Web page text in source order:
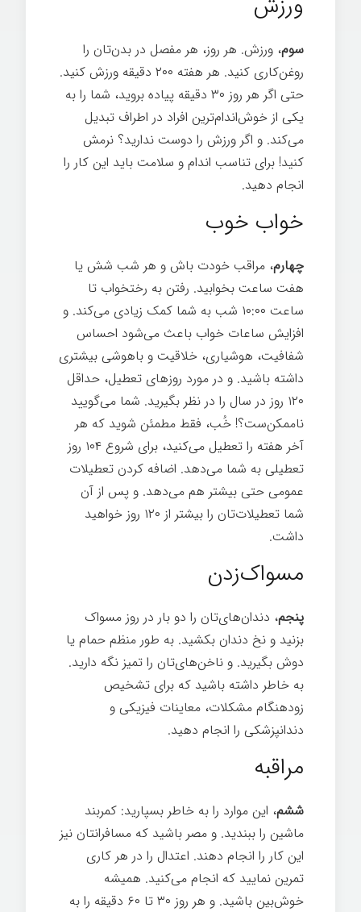
سوم، ورزش. هر روز، هر مفصل در بدن‌تان را
روغن‌کاری کنيد. هر هفته ۲۰۰ دقیقه ورزش کنيد.
حتی اگر هر روز ۳۰ دقیقه پیاده بروید، شما را به
یکی از خوش‌اندام‌ترین افراد در اطراف تبدیل
می‌کند. و اگر ورزش را دوست ندارید؟ نرمش
کنيد! برای تناسب اندام و سلامت باید این کار را
انجام دهید.
خواب خوب
چهارم، مراقب خودت باش و هر شب شش یا
هفت ساعت بخوابید. رفتن به رختخواب تا
ساعت ۱۰:۰۰ شب به شما کمک زیادی می‌کند. و
افزایش ساعات خواب باعث می‌شود احساس
شفافیت، هوشیاری، خلاقیت و باهوشی بیشتری
داشته باشید. و در مورد روزهای تعطیل، حداقل
۱۲۰ روز در سال را در نظر بگیرید. شما می‌گویید
ناممکن‌ست؟! خُب، فقط مطمئن شوید که هر
آخر هفته را تعطیل می‌کنید، برای شروع ۱۰۴ روز
تعطیلی به شما می‌دهد. اضافه کردن تعطیلات
عمومی حتی بیشتر هم می‌دهد. و پس از آن
شما تعطیلات‌تان را بیشتر از ۱۲۰ روز خواهید
داشت.
مسواک‌زدن
پنجم، دندان‌های‌تان را دو بار در روز مسواک
بزنید و نخ دندان بکشید. به طور منظم حمام یا
دوش بگیرید. و ناخن‌های‌تان را تمیز نگه دارید.
به خاطر داشته باشید که برای تشخیص
زودهنگام مشکلات، معاینات فیزیکی و
دندانپزشکی را انجام دهید.
مراقبه
ششم، این موارد را به خاطر بسپارید: کمربند
ماشین را ببندید. و مصر باشید که مسافرانتان نیز
این کار را انجام دهند. اعتدال را در هر کاری
تمرین نمايید که انجام می‌کنید. همیشه
خوش‌بین باشید. و هر روز ۳۰ تا ۶۰ دقیقه را به